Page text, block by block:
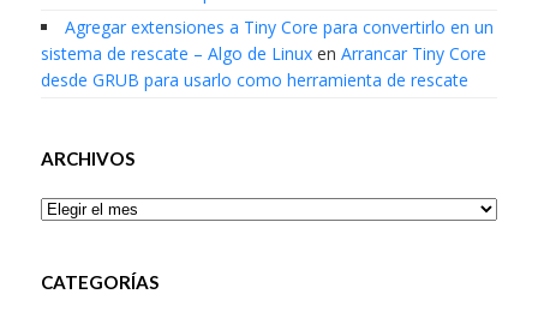
Agregar extensiones a Tiny Core para convertirlo en un
sistema de rescate – Algo de Linuxen Arrancar Tiny Core
desde GRUB para usarlo como herramienta de rescate
ARCHIVOS
Archivos
CATEGORÍAS